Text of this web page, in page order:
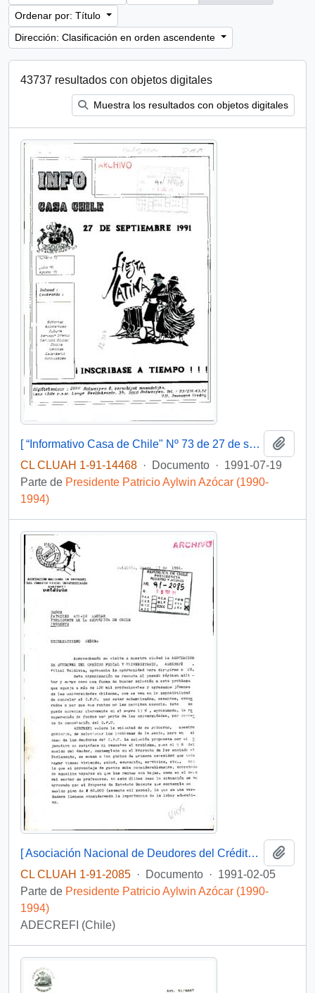
Ordenar por: Título
Dirección: Clasificación en orden ascendente
43737 resultados con objetos digitales
Muestra los resultados con objetos digitales
[ “Informativo Casa de Chile" Nº 73 de 27 de septiembre de 1991]
CL CLUAH 1-91-14468 · Documento · 1991-07-19
Parte de Presidente Patricio Aylwin Azócar (1990-
1994)
[ Asociación Nacional de Deudores del Crédito Fiscal Universitario solicita solución respecto de deudas universitarias]
CL CLUAH 1-91-2085 · Documento · 1991-02-05
Parte de Presidente Patricio Aylwin Azócar (1990-
1994)
ADECREFI (Chile)